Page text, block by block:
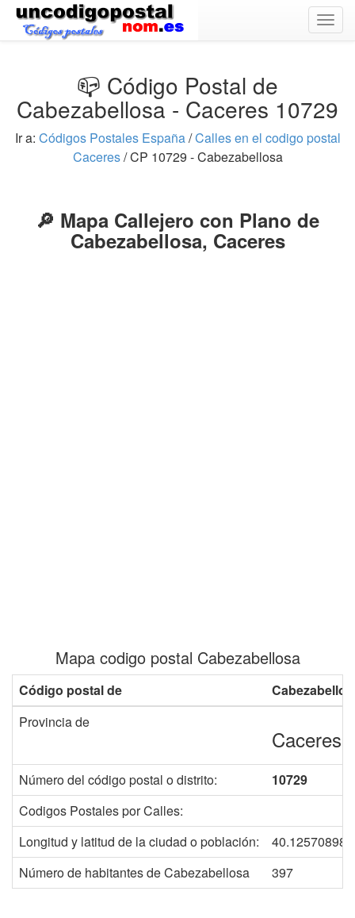
📪 Código Postal de
Cabezabellosa - Caceres 10729
Ir a: Códigos Postales España/Calles en el codigo postal
Caceres/ CP 10729 - Cabezabellosa
🔎 Mapa Callejero con Plano de
Cabezabellosa, Caceres
Mapa codigo postal Cabezabellosa
Código postal de
Provincia de
Caceres
Número del código postal o distrito:
10729
Codigos Postales por Calles:
Longitud y latitud de la ciudad o población:
Número de habitantes de Cabezabellosa
397